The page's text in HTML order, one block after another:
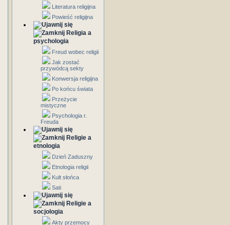
Literatura religijna
Powieść religijna
Religia a
psychologia
Freud wobec religii
Jak zostać
przywódcą sekty
Konwersja religijna
Po końcu świata
Przeżycie
mistyczne
Psychologia r.
Freuda
Religie a
etnologia
Dzień Zaduszny
Etnologia religii
Kult słońca
Sati
Religie a
socjologia
Akty przemocy